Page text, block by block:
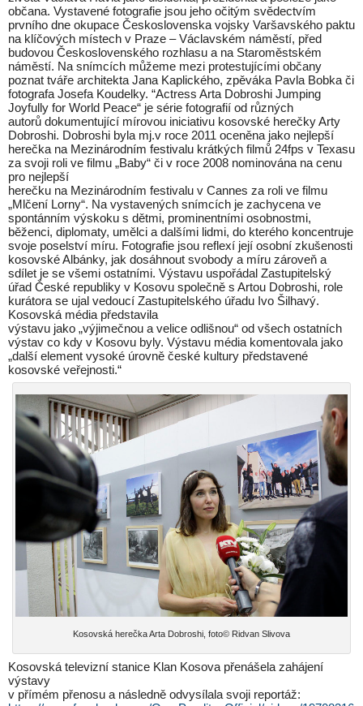
občana. Vystavené fotografie jsou jeho očitým svědectvím
prvního dne okupace Československa vojsky Varšavského paktu
na klíčových místech v Praze – Václavském náměstí, před
budovou Československého rozhlasu a na Staroměstském
náměstí. Na snímcích můžeme mezi protestujícími občany
poznat tváře architekta Jana Kaplického, zpěváka Pavla Bobka či
fotografa Josefa Koudelky. “Actress Arta Dobroshi Jumping
Joyfully for World Peace“ je série fotografií od různých
autorů dokumentující mírovou iniciativu kosovské herečky Arty
Dobroshi. Dobroshi byla mj.v roce 2011 oceněna jako nejlepší
herečka na Mezinárodním festivalu krátkých filmů 24fps v Texasu
za svoji roli ve filmu „Baby“ či v roce 2008 nominována na cenu
pro nejlepší
herečku na Mezinárodním festivalu v Cannes za roli ve filmu
„Mlčení Lorny“. Na vystavených snímcích je zachycena ve
spontánním výskoku s dětmi, prominentními osobnostmi,
běženci, diplomaty, umělci a dalšími lidmi, do kterého koncentruje
svoje poselství míru. Fotografie jsou reflexí její osobní zkušenosti
kosovské Albánky, jak dosáhnout svobody a míru zároveň a
sdílet je se všemi ostatními. Výstavu uspořádal Zastupitelský
úřad České republiky v Kosovu společně s Artou Dobroshi, role
kurátora se ujal vedoucí Zastupitelského úřadu Ivo Šilhavý.
Kosovská média představila
výstavu jako „výjimečnou a velice odlišnou“ od všech ostatních
výstav co kdy v Kosovu byly. Výstavu média komentovala jako
„další element vysoké úrovně české kultury představené
kosovské veřejnosti.“
Kosovská herečka Arta Dobroshi, foto© Ridvan Slivova
Kosovská televizní stanice Klan Kosova přenášela zahájení
výstavy
v přímém přenosu a následně odvysílala svoji reportáž: